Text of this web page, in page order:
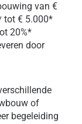
van €
tot € 5.000*
20%*
door
of
begeleiding